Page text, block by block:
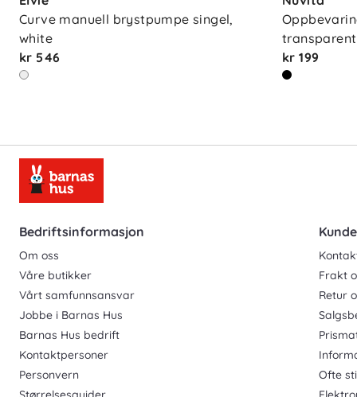
Curve manuell brystpumpe singel,
white
kr 546
transparent
kr 199
Bedriftsinformasjon
Om oss
Våre butikker
Vårt samfunnsansvar
Jobbe i Barnas Hus
Barnas Hus bedrift
Kontaktpersoner
Personvern
Frakt
Retur
Ofte